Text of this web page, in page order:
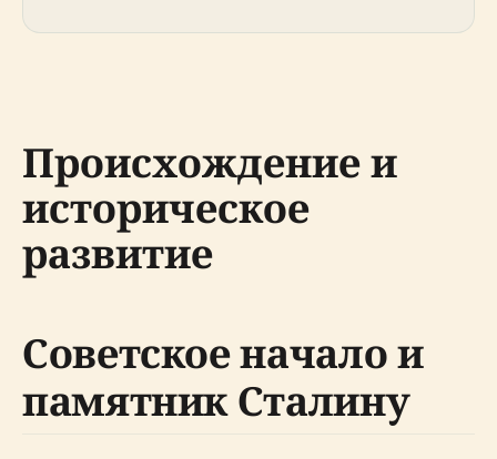
Происхождение и
историческое
развитие
Советское начало и
памятник Сталину